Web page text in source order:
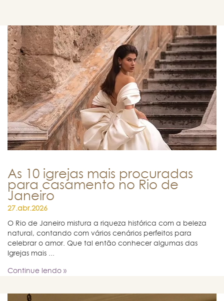
As 10 igrejas mais procuradas
para casamento no Rio de
Janeiro
27.abr.2026
O Rio de Janeiro mistura a riqueza histórica com a beleza
natural, contando com vários cenários perfeitos para
celebrar o amor. Que tal então conhecer algumas das
Igrejas mais ...
Continue lendo »